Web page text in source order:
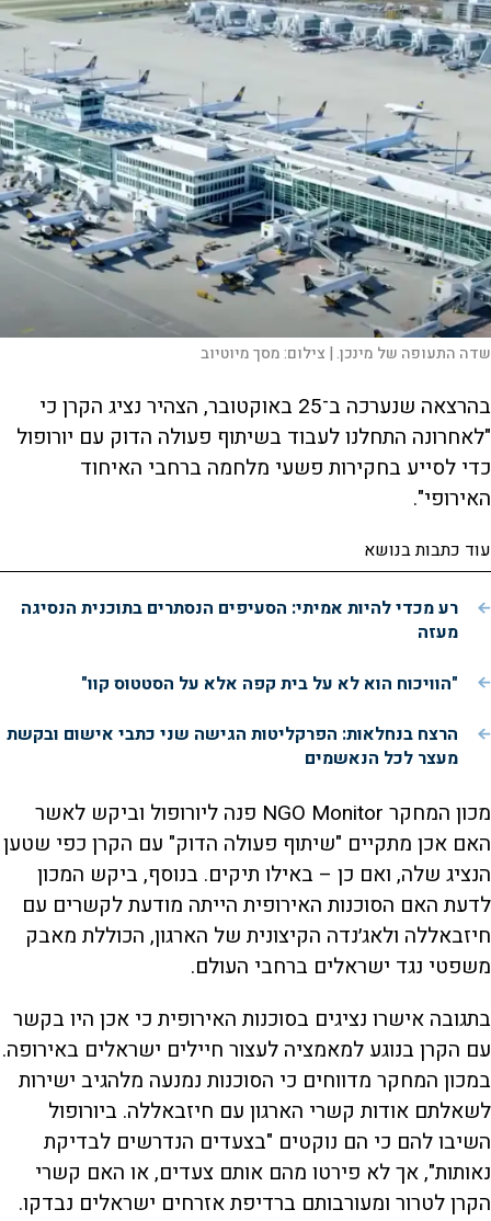
שדה התעופה של מינכן. | צילום:מסך מיוטיוב
בהרצאה שנערכה ב־25 באוקטובר, הצהיר נציג הקרן כי
"לאחרונה התחלנו לעבוד בשיתוף פעולה הדוק עם יורופול
כדי לסייע בחקירות פשעי מלחמה ברחבי האיחוד
האירופי".
עוד כתבות בנושא
רע מכדי להיות אמיתי: הסעיפים הנסתרים בתוכנית הנסיגה
מעזה
"הוויכוח הוא לא על בית קפה אלא על הסטטוס קוו"
הרצח בנחלאות: הפרקליטות הגישה שני כתבי אישום ובקשת
מעצר לכל הנאשמים
מכון המחקר NGO Monitor פנה ליורופול וביקש לאשר
האם אכן מתקיים "שיתוף פעולה הדוק" עם הקרן כפי שטען
הנציג שלה, ואם כן – באילו תיקים. בנוסף, ביקש המכון
לדעת האם הסוכנות האירופית הייתה מודעת לקשרים עם
חיזבאללה ולאג׳נדה הקיצונית של הארגון, הכוללת מאבק
משפטי נגד ישראלים ברחבי העולם.
בתגובה אישרו נציגים בסוכנות האירופית כי אכן היו בקשר
עם הקרן בנוגע למאמציה לעצור חיילים ישראלים באירופה.
במכון המחקר מדווחים כי הסוכנות נמנעה מלהגיב ישירות
לשאלתם אודות קשרי הארגון עם חיזבאללה. ביורופול
השיבו להם כי הם נוקטים "בצעדים הנדרשים לבדיקת
נאותות", אך לא פירטו מהם אותם צעדים, או האם קשרי
הקרן לטרור ומעורבותם ברדיפת אזרחים ישראלים נבדקו.